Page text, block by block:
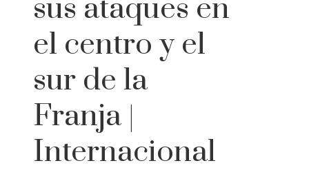
sus ataques en
el centro y el
sur de la
Franja |
Internacional